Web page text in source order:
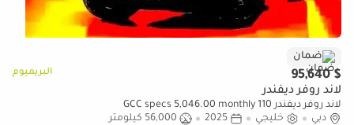
ضمان
$ 95,640 البريميوم
لاند روفر ديفندر
لاند روفر ديفندر 110 GCC specs 5,046.00 monthly
دبي
خليجي 2025
56,000 كيلومتر